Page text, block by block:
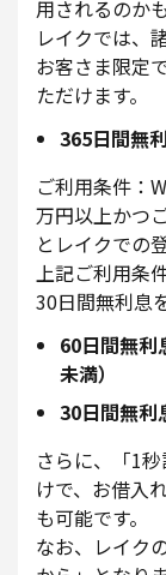
用されるのか
レイクでは、
お客さま限定
ただけます。
365日間無
ご利用条件：
万円以上かつ
とレイクでの
上記ご利用条
30日間無利息
60日間無利
未満）
30日間無利
さらに、「1
けで、お借入
も可能です。
なお、レイク